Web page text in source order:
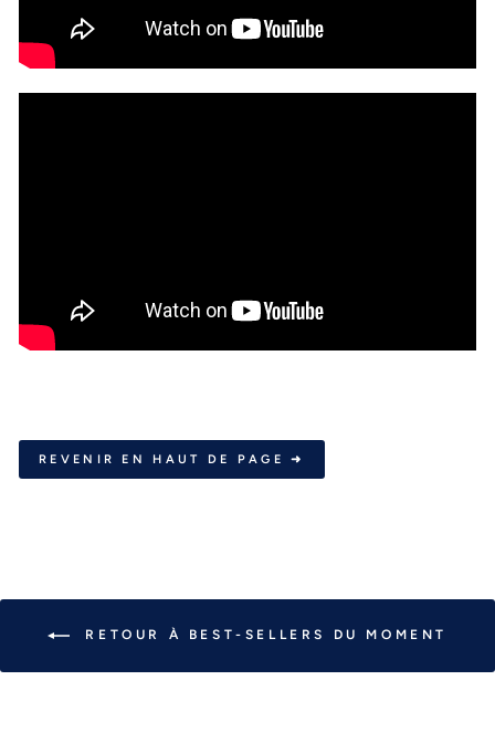
REVENIR EN HAUT DE PAGE ➜
RETOUR À BEST-SELLERS DU MOMENT